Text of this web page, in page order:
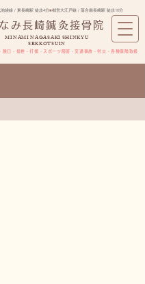
み長崎鍼灸接骨院
MINAMI NAGASAKI SHINKYU
SEKKOTSUIN
池袋線 / 東長崎駅 徒歩4分■都営大江戸線 / 落合南長崎駅 徒歩10分
脱臼・捻挫・打撲・スポーツ障害​・交通事故・労災・各種保険取扱